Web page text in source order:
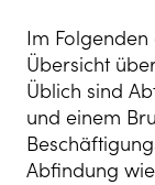
Im
Übersicht
Üblich sind
und einem
Abfindung